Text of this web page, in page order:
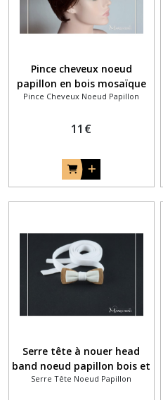
Pince cheveux noeud
papillon en bois mosaïque
de bois unique
Pince Cheveux Noeud Papillon
11 €
Serre tête à nouer head
band noeud papillon bois et
tissu blanc pour baptême
Serre Tête Noeud Papillon